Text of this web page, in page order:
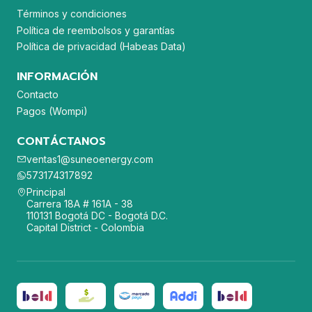
Términos y condiciones
Política de reembolsos y garantías
Política de privacidad (Habeas Data)
INFORMACIÓN
Contacto
Pagos (Wompi)
CONTÁCTANOS
ventas1@suneoenergy.com
573174317892
Principal
Carrera 18A # 161A - 38
110131 Bogotá DC - Bogotá D.C.
Capital District - Colombia